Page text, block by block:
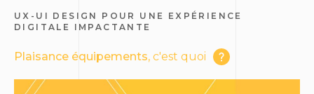
UX-UI DESIGN POUR UNE EXPÉRIENCE
DIGITALE IMPACTANTE
Plaisance équipements, c'est quoi